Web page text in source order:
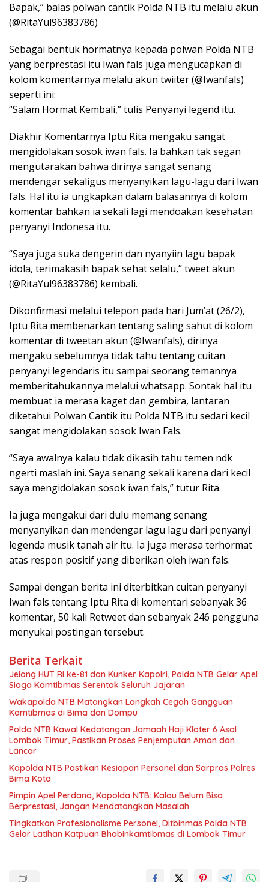
Bapak,” balas polwan cantik Polda NTB itu melalu akun
(@RitaYul96383786)
Sebagai bentuk hormatnya kepada polwan Polda NTB
yang berprestasi itu Iwan fals juga mengucapkan di
kolom komentarnya melalu akun twiiter (@Iwanfals)
seperti ini:
“Salam Hormat Kembali,” tulis Penyanyi legend itu.
Diakhir Komentarnya Iptu Rita mengaku sangat
mengidolakan sosok iwan fals. Ia bahkan tak segan
mengutarakan bahwa dirinya sangat senang
mendengar sekaligus menyanyikan lagu-lagu dari Iwan
fals. Hal itu ia ungkapkan dalam balasannya di kolom
komentar bahkan ia sekali lagi mendoakan kesehatan
penyanyi Indonesa itu.
“Saya juga suka dengerin dan nyanyiin lagu bapak
idola, terimakasih bapak sehat selalu,” tweet akun
(@RitaYul96383786) kembali.
Dikonfirmasi melalui telepon pada hari Jum’at (26/2),
Iptu Rita membenarkan tentang saling sahut di kolom
komentar di tweetan akun (@Iwanfals), dirinya
mengaku sebelumnya tidak tahu tentang cuitan
penyanyi legendaris itu sampai seorang temannya
memberitahukannya melalui whatsapp. Sontak hal itu
membuat ia merasa kaget dan gembira, lantaran
diketahui Polwan Cantik itu Polda NTB itu sedari kecil
sangat mengidolakan sosok Iwan Fals.
“Saya awalnya kalau tidak dikasih tahu temen ndk
ngerti maslah ini. Saya senang sekali karena dari kecil
saya mengidolakan sosok iwan fals,” tutur Rita.
Ia juga mengakui dari dulu memang senang
menyanyikan dan mendengar lagu lagu dari penyanyi
legenda musik tanah air itu. Ia juga merasa terhormat
atas respon positif yang diberikan oleh iwan fals.
Sampai dengan berita ini diterbitkan cuitan penyanyi
Iwan fals tentang Iptu Rita di komentari sebanyak 36
komentar, 50 kali Retweet dan sebanyak 246 pengguna
menyukai postingan tersebut.
Berita Terkait
Jelang HUT RI ke-81 dan Kunker Kapolri, Polda NTB Gelar Apel
Siaga Kamtibmas Serentak Seluruh Jajaran
Wakapolda NTB Matangkan Langkah Cegah Gangguan
Kamtibmas di Bima dan Dompu
Polda NTB Kawal Kedatangan Jamaah Haji Kloter 6 Asal
Lombok Timur, Pastikan Proses Penjemputan Aman dan
Lancar
Kapolda NTB Pastikan Kesiapan Personel dan Sarpras Polres
Bima Kota
Pimpin Apel Perdana, Kapolda NTB: Kalau Belum Bisa
Berprestasi, Jangan Mendatangkan Masalah
Tingkatkan Profesionalisme Personel, Ditbinmas Polda NTB
Gelar Latihan Katpuan Bhabinkamtibmas di Lombok Timur